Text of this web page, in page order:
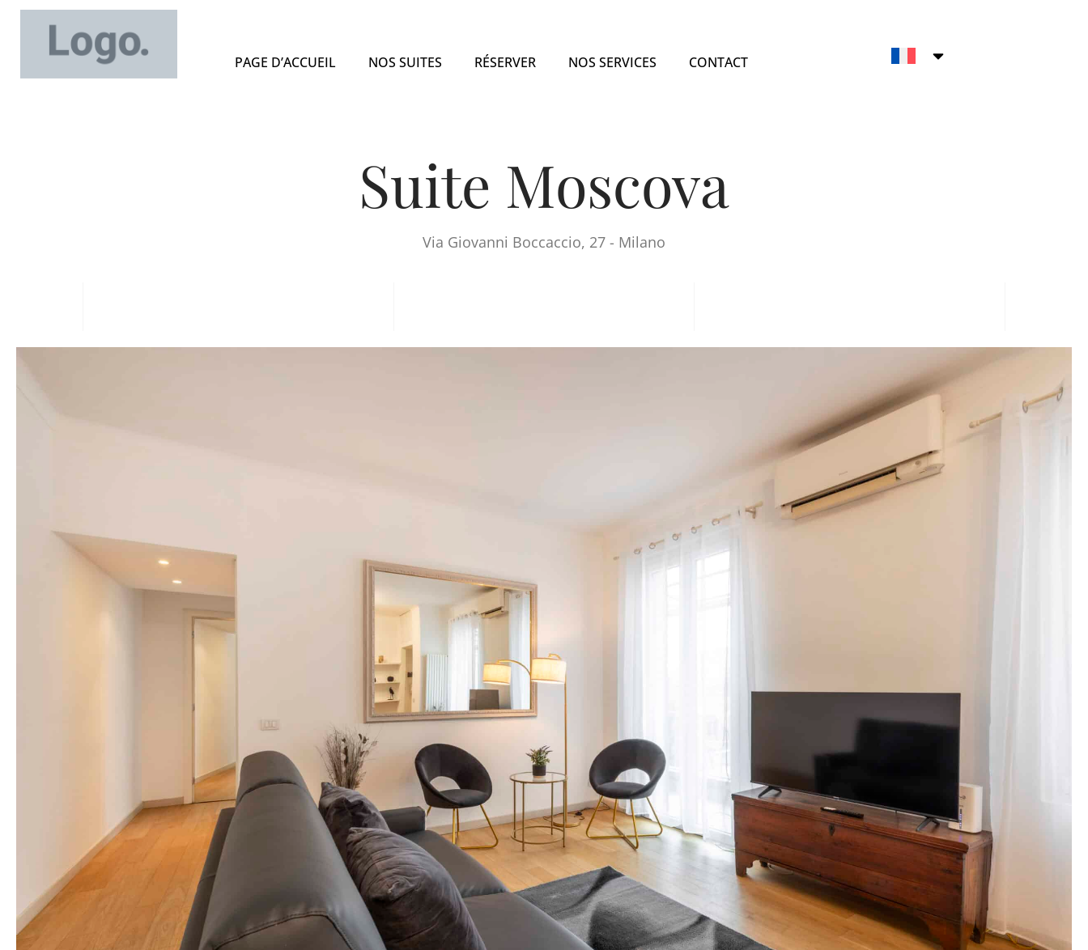
PAGE D’ACCUEIL NOS SUITES RÉSERVER NOS SERVICES CONTACT
Suite Moscova
Via Giovanni Boccaccio, 27 - Milano